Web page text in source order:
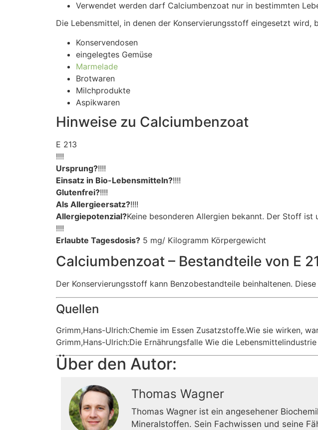
Verwendet werden darf Calciumbenzoat nur in bestimmten
Die Lebensmittel, in denen der Konservierungsstoff eingesetzt wird,
Konservendosen
eingelegtes Gemüse
Marmelade
Brotwaren
Milchprodukte
Aspikwaren
Hinweise zu Calciumbenzoat
E 213
!!!!
Ursprung?!!!!
Einsatz in Bio-Lebensmitteln?!!!!
Glutenfrei?!!!!
Als Allergieersatz?!!!!
Allergiepotenzial?Keine besonderen Allergien bekannt. Der Stoff ist
!!!!
Erlaubte Tagesdosis? 5 mg/ Kilogramm Körpergewicht
Calciumbenzoat – Bestandteile von E
Der Konservierungsstoff kann Benzobestandteile beinhaltenen.
Quellen
Grimm,Hans-Ulrich:Chemie im Essen Zusatzstoffe.Wie sie wirken,
Grimm,Hans-Ulrich:Die Ernährungsfalle Wie die
Über den Autor:
Thomas Wagner
Thomas Wagner ist ein angesehener
Mineralstoffen. Sein Fachwissen und seine